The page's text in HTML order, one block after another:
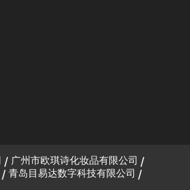
广州市欧琪诗化妆品有限公司
青岛目易达数字科技有限公司